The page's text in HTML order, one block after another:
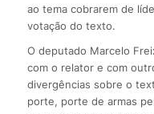
ao tema cobrarem de
votação do texto.
O deputado Marcelo
com o relator e com
divergências sobre o
porte, porte de armas